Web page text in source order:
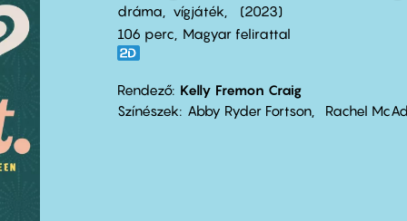
dráma vígjáték
2023
106 perc,
Magyar felirattal
Rendező Kelly Fremon Craig
Színészek
Abby Ryder Fortson Rachel